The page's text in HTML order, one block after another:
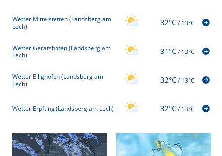
Wetter Mittelstetten (Landsberg am
Lech)
32°C/13°C
Wetter Geratshofen (Landsberg am
Lech)
31°C/13°C
Wetter Ellighofen (Landsberg am
Lech)
32°C/13°C
Wetter Erpfting (Landsberg am Lech) 32°C/13°C